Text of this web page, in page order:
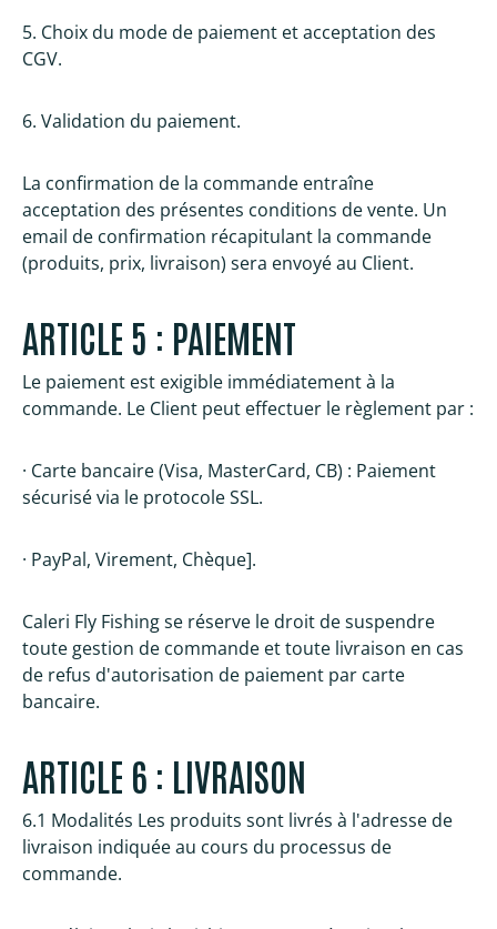
5. Choix du mode de paiement et acceptation des
CGV.
6. Validation du paiement.
La confirmation de la commande entraîne
acceptation des présentes conditions de vente. Un
email de confirmation récapitulant la commande
(produits, prix, livraison) sera envoyé au Client.
ARTICLE 5 : PAIEMENT
Le paiement est exigible immédiatement à la
commande. Le Client peut effectuer le règlement par :
· Carte bancaire (Visa, MasterCard, CB) : Paiement
sécurisé via le protocole SSL.
· PayPal, Virement, Chèque].
Caleri Fly Fishing se réserve le droit de suspendre
toute gestion de commande et toute livraison en cas
de refus d'autorisation de paiement par carte
bancaire.
ARTICLE 6 : LIVRAISON
6.1 Modalités Les produits sont livrés à l'adresse de
livraison indiquée au cours du processus de
commande.